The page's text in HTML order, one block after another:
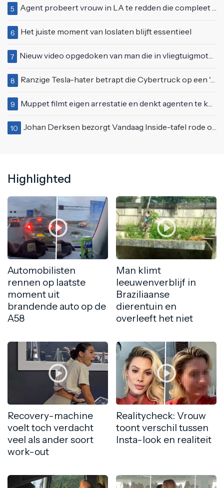
5 Agent probeert vrouw in LA te redden die compleet van het padje is
6 Het juiste moment van loslaten blijft essentieel
7 Nieuw video opgedoken van man die in vliegtuigmotor springt op vliegveld Milaan
8 Ranzige Tesla-hater betrapt die Cybertruck op een 'speciale bruine coating' trakteert
9 Muppet filmt eigen arrestatie en denkt agenten te kunnen laten schorsen: "Jullie krijgen maandje vakantie"
10 Johan Derksen bezorgt Vandaag Inside-tafel rode oortjes met vuig verhaal: "Dat gebeurde al in de gang"
Highlighted
Automobilisten
rennen op laatste
moment uit
brandende auto op de
A58
Man klimt
leeuwenverblijf in
Braziliaanse
dierentuin en
overleeft het niet
Recovery-machine
voelt toch verdacht
veel als ander soort
work-out
Realitycheck: Vrouw
toont verschil tussen
Insta-look en realiteit